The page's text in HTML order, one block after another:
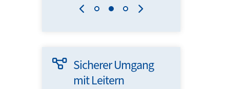
Sicherer Umgang
mit Leitern